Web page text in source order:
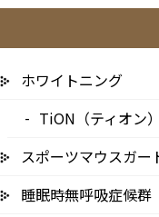
まで診療とな
お知らせ
す。 年末年始
願い申し上げ
ホワイトニング
TiON（ティオン
スポーツマウスガー
睡眠時無呼吸症候群